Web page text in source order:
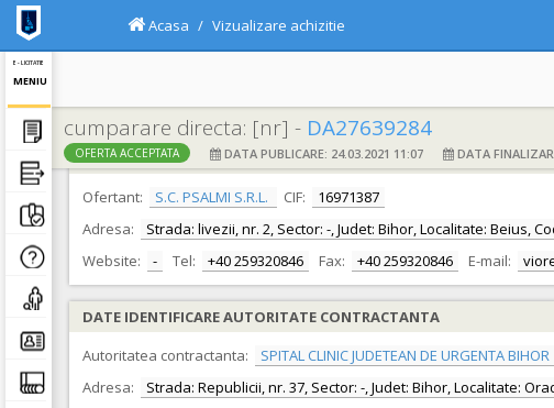
E - LICITATIE
MENIU
Acasa Vizualizare achizitie
cumparare directa: [nr] - DA27639284
OFERTA ACCEPTATA DATA PUBLICARE: 24.03.2021 11:07 DATA
DATE IDENTIFICARE OFERTANT
Ofertant:
S.C. PSALMI S.R.L. CIF:
16971387
Adresa:
Strada: livezii, nr. 2, Sector: -, Judet: Bihor, Localitate: Beius,
Website:
- Tel: +40 259320846 Fax: +40 259320846 E-mail:
DATE IDENTIFICARE AUTORITATE CONTRACTANTA
Autoritatea contractanta:
SPITAL CLINIC JUDETEAN DE URGENTA BIHOR
Adresa:
Strada: Republicii, nr. 37, Sector: -, Judet: Bihor, Localitate: